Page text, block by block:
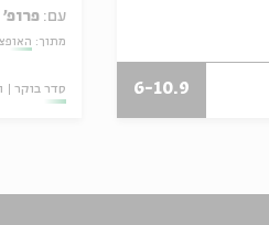
6-10.9
עם: פרופ'
מתוך:
סדר בוקר